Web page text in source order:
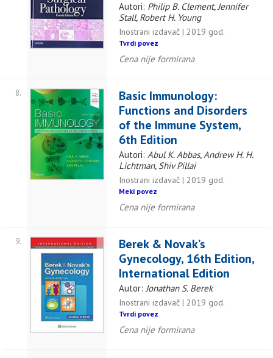
Autori: Philip B. Clement, Jennifer
Stall, Robert H. Young
Inostrani izdavač | 2019 god.
Tvrdi povez
Cena nije formirana
8.
Basic Immunology:
Functions and Disorders
of the Immune System,
6th Edition
Autori: Abul K. Abbas, Andrew H. H.
Lichtman, Shiv Pillai
Inostrani izdavač | 2019 god.
Meki povez
Cena nije formirana
9.
Berek & Novak’s
Gynecology, 16th Edition,
International Edition
Autor:Jonathan S. Berek
Inostrani izdavač | 2019 god.
Tvrdi povez
Cena nije formirana